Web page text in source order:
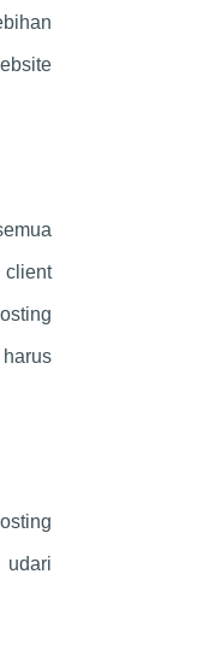
udari